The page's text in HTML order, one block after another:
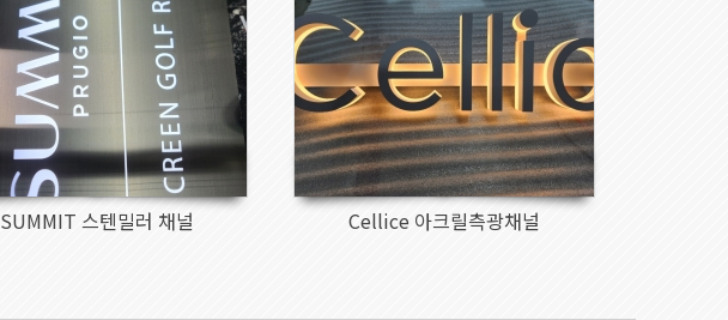
1167
SUMMIT 스텐밀러 채널
1259
Cellice 아크릴측광채널